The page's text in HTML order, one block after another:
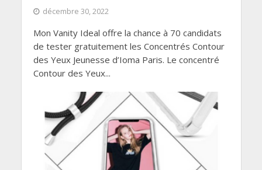
décembre 30, 2022
Mon Vanity Ideal offre la chance à 70 candidats
de tester gratuitement les Concentrés Contour
des Yeux Jeunesse d’Ioma Paris. Le concentré
Contour des Yeux...